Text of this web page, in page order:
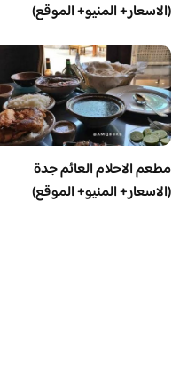
(الاسعار+ المنيو+ الموقع)
مطعم الاحلام العائم جدة
(الاسعار+ المنيو+ الموقع)